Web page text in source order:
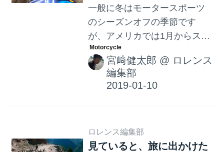
一般に冬はモータースポーツ
のシーズンオフの季節です
が、アメリカでは1月からスー
パークロスが開幕していま
す！ こちらの動画はGoPro公
式YouTubeチャンネルに公開
された、トップライダーたち
ください！
宮﨑健太郎 @ ロレンス
編集部
ロレンス編集部
見ていると、旅に出かけた